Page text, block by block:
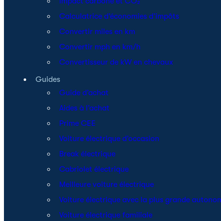
Calculatrice d’économies d’impôts
Convertir miles en km
Convertir mph en km/h
Convertisseur de kW en chevaux
Guides
Guide d’achat
Aides à l’achat
Prime CEE
Voiture électrique d’occasion
Break électrique
Cabriolet électrique
Meilleure voiture électrique
Voiture électrique avec la plus grande
Voiture électrique familiale